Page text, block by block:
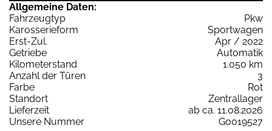
Allgemeine Daten:
Fahrzeugtyp
Pkw
Karosserieform
Sportwagen
Erst-Zul.
Apr / 2022
Getriebe
Automatik
Kilometerstand
1.050 km
Anzahl der Türen
3
Farbe
Rot
Standort
Zentrallager
Lieferzeit
ab ca. 11.08.2026
Unsere Nummer
G0019527